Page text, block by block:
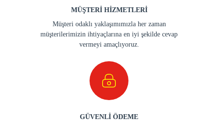
MÜŞTERİ HİZMETLERİ
Müşteri odaklı yaklaşımımızla her zaman
müşterilerimizin ihtiyaçlarına en iyi şekilde cevap
vermeyi amaçlıyoruz.
GÜVENLİ ÖDEME